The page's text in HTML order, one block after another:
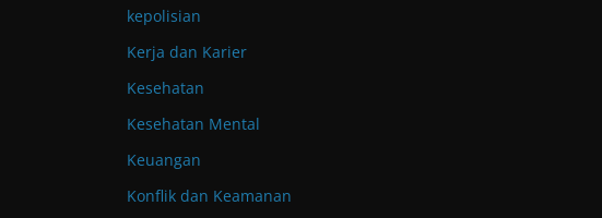
kepolisian
Kerja dan Karier
Kesehatan
Kesehatan Mental
Keuangan
Konflik dan Keamanan